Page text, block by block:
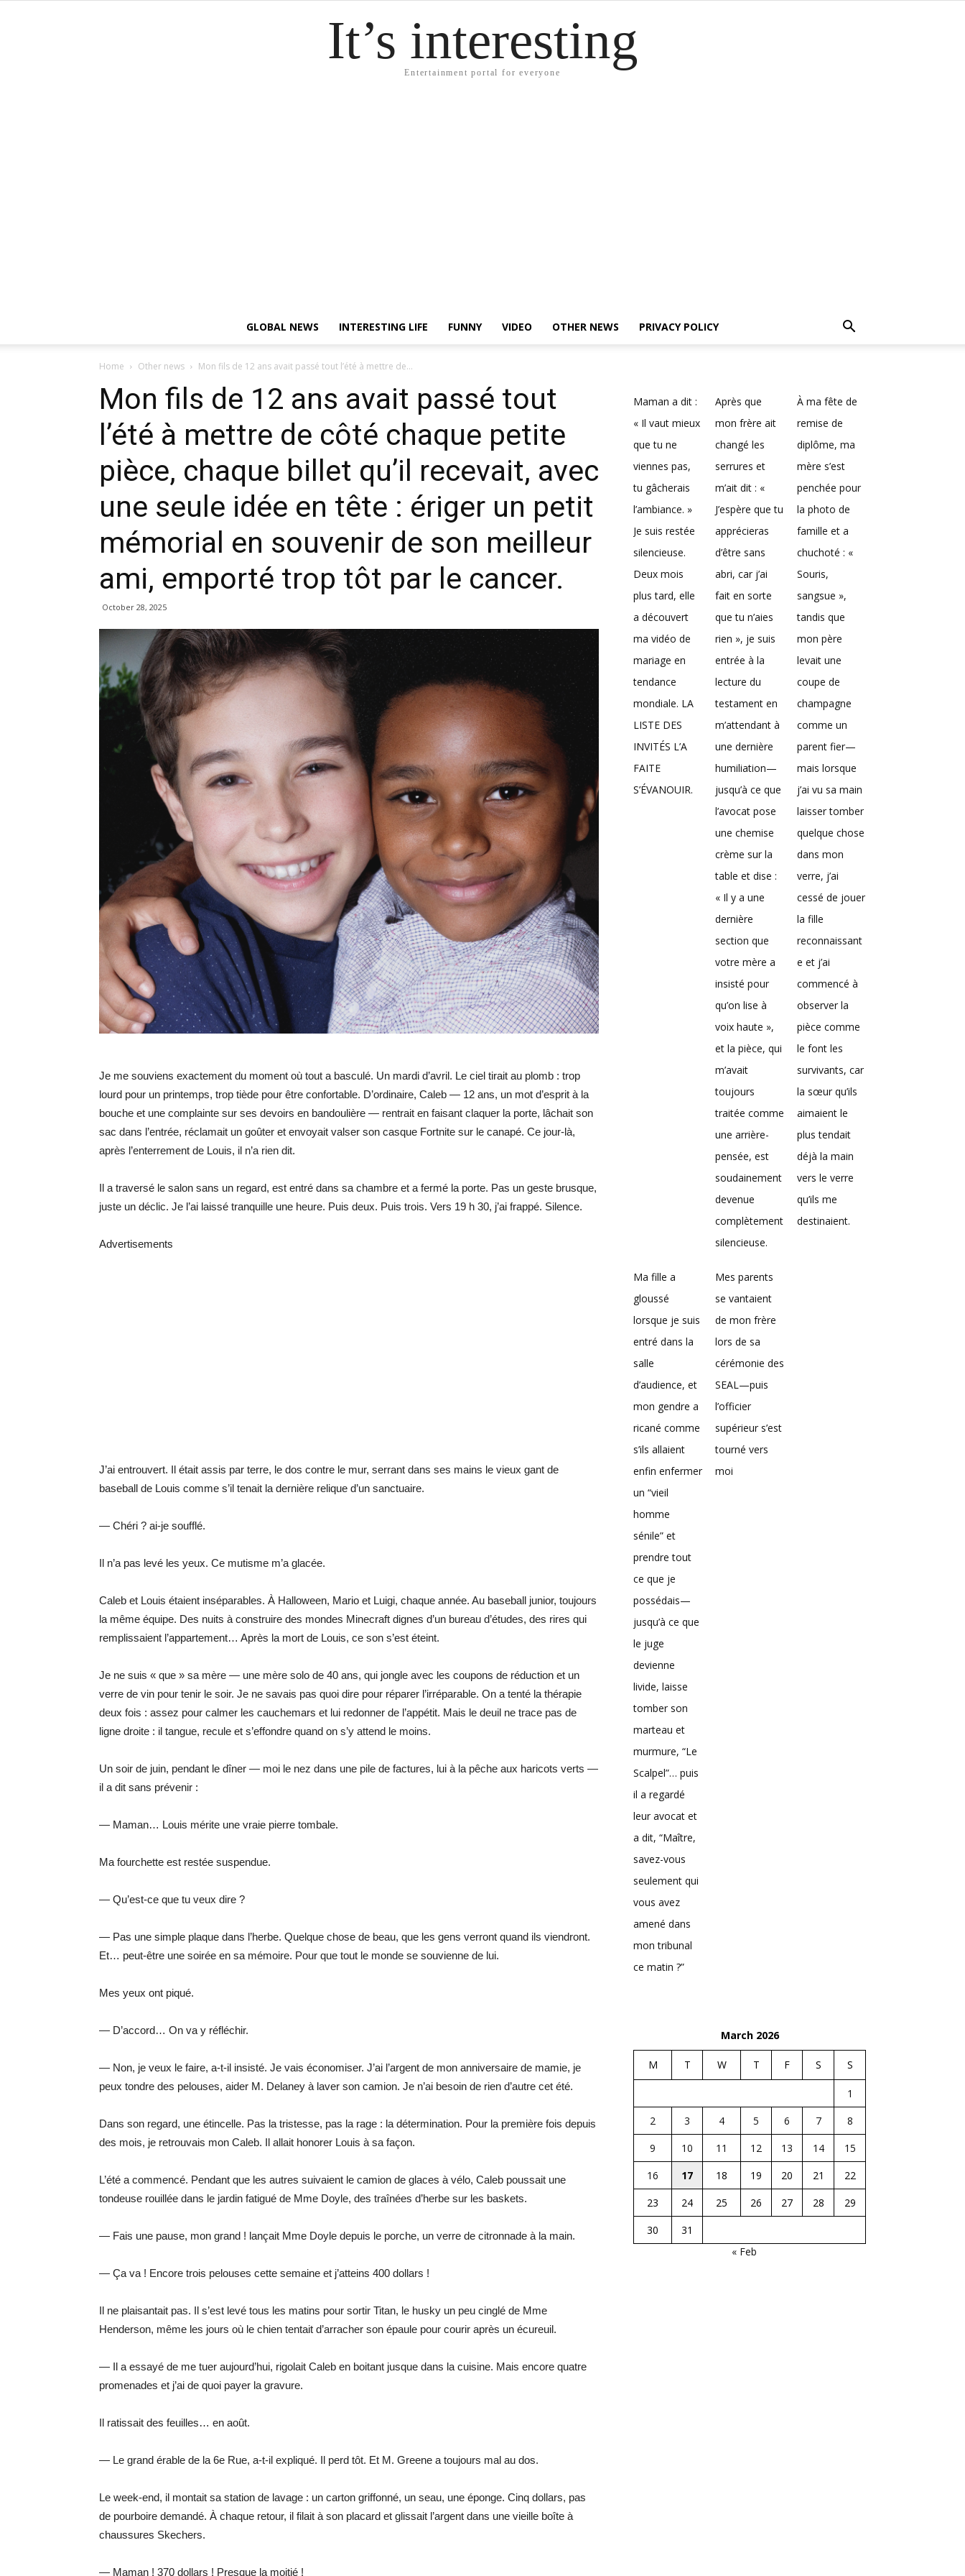
It’s interesting
Entertainment portal for everyone
GLOBAL NEWS INTERESTING LIFE FUNNY VIDEO OTHER NEWS PRIVACY POLICY
Home Other news Mon fils de 12 ans avait passé tout l’été à mettre de...
Mon fils de 12 ans avait passé tout
l’été à mettre de côté chaque petite
pièce, chaque billet qu’il recevait, avec
une seule idée en tête : ériger un petit
mémorial en souvenir de son meilleur
ami, emporté trop tôt par le cancer.
October 28, 2025
Je me souviens exactement du moment où tout a basculé. Un mardi d’avril. Le ciel tirait au plomb : trop
lourd pour un printemps, trop tiède pour être confortable. D’ordinaire, Caleb — 12 ans, un mot d’esprit à la
bouche et une complainte sur ses devoirs en bandoulière — rentrait en faisant claquer la porte, lâchait son
sac dans l’entrée, réclamait un goûter et envoyait valser son casque Fortnite sur le canapé. Ce jour-là,
après l’enterrement de Louis, il n’a rien dit.
Il a traversé le salon sans un regard, est entré dans sa chambre et a fermé la porte. Pas un geste brusque,
juste un déclic. Je l’ai laissé tranquille une heure. Puis deux. Puis trois. Vers 19 h 30, j’ai frappé. Silence.
Advertisements
J’ai entrouvert. Il était assis par terre, le dos contre le mur, serrant dans ses mains le vieux gant de
baseball de Louis comme s’il tenait la dernière relique d’un sanctuaire.
— Chéri ? ai-je soufflé.
Il n’a pas levé les yeux. Ce mutisme m’a glacée.
Caleb et Louis étaient inséparables. À Halloween, Mario et Luigi, chaque année. Au baseball junior, toujours
la même équipe. Des nuits à construire des mondes Minecraft dignes d’un bureau d’études, des rires qui
remplissaient l’appartement… Après la mort de Louis, ce son s’est éteint.
Je ne suis « que » sa mère — une mère solo de 40 ans, qui jongle avec les coupons de réduction et un
verre de vin pour tenir le soir. Je ne savais pas quoi dire pour réparer l’irréparable. On a tenté la thérapie
deux fois : assez pour calmer les cauchemars et lui redonner de l’appétit. Mais le deuil ne trace pas de
ligne droite : il tangue, recule et s’effondre quand on s’y attend le moins.
Un soir de juin, pendant le dîner — moi le nez dans une pile de factures, lui à la pêche aux haricots verts —
il a dit sans prévenir :
— Maman… Louis mérite une vraie pierre tombale.
Ma fourchette est restée suspendue.
— Qu’est-ce que tu veux dire ?
— Pas une simple plaque dans l’herbe. Quelque chose de beau, que les gens verront quand ils viendront.
Et… peut-être une soirée en sa mémoire. Pour que tout le monde se souvienne de lui.
Mes yeux ont piqué.
— D’accord… On va y réfléchir.
— Non, je veux le faire, a-t-il insisté. Je vais économiser. J’ai l’argent de mon anniversaire de mamie, je
peux tondre des pelouses, aider M. Delaney à laver son camion. Je n’ai besoin de rien d’autre cet été.
Dans son regard, une étincelle. Pas la tristesse, pas la rage : la détermination. Pour la première fois depuis
des mois, je retrouvais mon Caleb. Il allait honorer Louis à sa façon.
L’été a commencé. Pendant que les autres suivaient le camion de glaces à vélo, Caleb poussait une
tondeuse rouillée dans le jardin fatigué de Mme Doyle, des traînées d’herbe sur les baskets.
— Fais une pause, mon grand ! lançait Mme Doyle depuis le porche, un verre de citronnade à la main.
— Ça va ! Encore trois pelouses cette semaine et j’atteins 400 dollars !
Il ne plaisantait pas. Il s’est levé tous les matins pour sortir Titan, le husky un peu cinglé de Mme
Henderson, même les jours où le chien tentait d’arracher son épaule pour courir après un écureuil.
— Il a essayé de me tuer aujourd’hui, rigolait Caleb en boitant jusque dans la cuisine. Mais encore quatre
promenades et j’ai de quoi payer la gravure.
Il ratissait des feuilles… en août.
— Le grand érable de la 6e Rue, a-t-il expliqué. Il perd tôt. Et M. Greene a toujours mal au dos.
Le week-end, il montait sa station de lavage : un carton griffonné, un seau, une éponge. Cinq dollars, pas
de pourboire demandé. À chaque retour, il filait à son placard et glissait l’argent dans une vieille boîte à
chaussures Skechers.
— Maman ! 370 dollars ! Presque la moitié !
Maman a dit :
« Il vaut mieux
que tu ne
viennes pas,
tu gâcherais
l’ambiance. »
Je suis restée
silencieuse.
Deux mois
plus tard, elle
a découvert
ma vidéo de
mariage en
tendance
mondiale. LA
LISTE DES
INVITÉS L’A
FAITE
S’ÉVANOUIR.
Après que
mon frère ait
changé les
serrures et
m’ait dit : «
J’espère que tu
apprécieras
d’être sans
abri, car j’ai
fait en sorte
que tu n’aies
rien », je suis
entrée à la
lecture du
testament en
m’attendant à
une dernière
humiliation—
jusqu’à ce que
l’avocat pose
une chemise
crème sur la
table et dise :
« Il y a une
dernière
section que
votre mère a
insisté pour
qu’on lise à
voix haute »,
et la pièce, qui
m’avait
toujours
traitée comme
une arrière-
pensée, est
soudainement
devenue
complètement
silencieuse.
À ma fête de
remise de
diplôme, ma
mère s’est
penchée pour
la photo de
famille et a
chuchoté : «
Souris,
sangsue »,
tandis que
mon père
levait une
coupe de
champagne
comme un
parent fier—
mais lorsque
j’ai vu sa main
laisser tomber
quelque chose
dans mon
verre, j’ai
cessé de jouer
la fille
reconnaissant
e et j’ai
commencé à
observer la
pièce comme
le font les
survivants, car
la sœur qu’ils
aimaient le
plus tendait
déjà la main
vers le verre
qu’ils me
destinaient.
Ma fille a
gloussé
lorsque je suis
entré dans la
salle
d’audience, et
mon gendre a
ricané comme
s’ils allaient
enfin enfermer
un “vieil
homme
sénile” et
prendre tout
ce que je
possédais—
jusqu’à ce que
le juge
devienne
livide, laisse
tomber son
marteau et
murmure, “Le
Scalpel”… puis
il a regardé
leur avocat et
a dit, “Maître,
savez-vous
seulement qui
vous avez
amené dans
mon tribunal
ce matin ?”
Mes parents
se vantaient
de mon frère
lors de sa
cérémonie des
SEAL—puis
l’officier
supérieur s’est
tourné vers
moi
March 2026
M T W T F S S
1
2
3 4 5 6 7
8
9
10 11 12 13 14
15
16
17 18 19 20 21
22
23
24 25 26 27 28
29
30
31
« Feb